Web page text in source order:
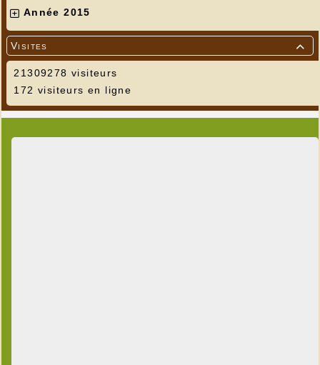
Année 2015

Visites
21309278 visiteurs
172 visiteurs en ligne